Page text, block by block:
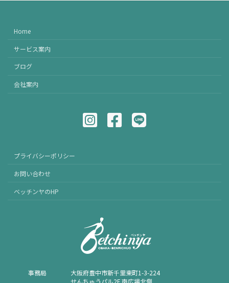
Home
サービス案内
ブログ
会社案内
プライバシーポリシー
お問い合わせ
ベッチンヤのHP
事務局
⼤阪府豊中市新千⾥東町1-3-224
せんちゅうパル2F 南広場北側